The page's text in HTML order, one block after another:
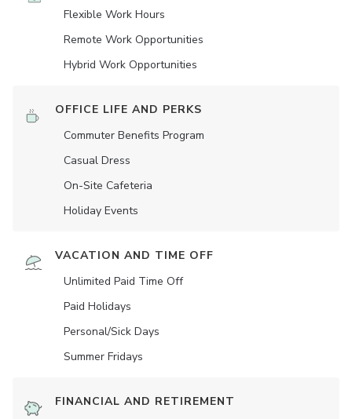
Flexible Work Hours
Remote Work Opportunities
Hybrid Work Opportunities
OFFICE LIFE AND PERKS
Commuter Benefits Program
Casual Dress
On-Site Cafeteria
Holiday Events
VACATION AND TIME OFF
Unlimited Paid Time Off
Paid Holidays
Personal/Sick Days
Summer Fridays
FINANCIAL AND RETIREMENT